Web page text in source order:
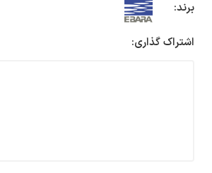
برند:
اشتراک گذاری: